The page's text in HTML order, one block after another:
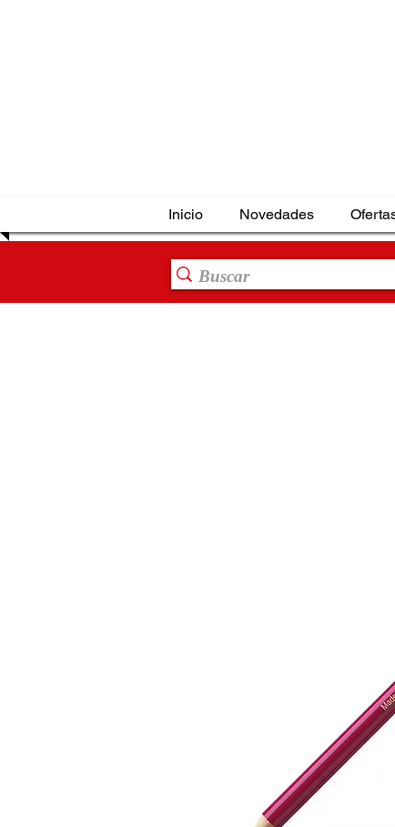
Inicio Novedades